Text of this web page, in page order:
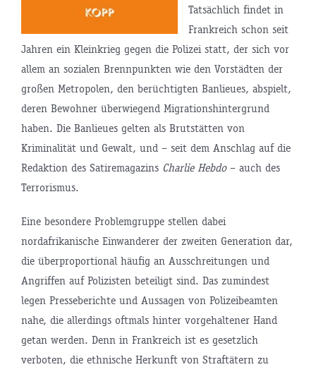
Tatsächlich findet in
Frankreich schon seit
Jahren ein Kleinkrieg gegen die Polizei statt, der sich vor
allem an sozialen Brennpunkten wie den Vorstädten der
großen Metropolen, den berüchtigten Banlieues, abspielt,
deren Bewohner überwiegend Migrationshintergrund
haben. Die Banlieues gelten als Brutstätten von
Kriminalität und Gewalt, und – seit dem Anschlag auf die
Redaktion des Satiremagazins Charlie Hebdo– auch des
Terrorismus.
Eine besondere Problemgruppe stellen dabei
nordafrikanische Einwanderer der zweiten Generation dar,
die überproportional häufig an Ausschreitungen und
Angriffen auf Polizisten beteiligt sind. Das zumindest
legen Presseberichte und Aussagen von Polizeibeamten
nahe, die allerdings oftmals hinter vorgehaltener Hand
getan werden. Denn in Frankreich ist es gesetzlich
verboten, die ethnische Herkunft von Straftätern zu